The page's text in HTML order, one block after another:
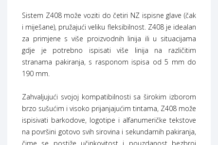
Sistem Z408 može voziti do četiri NZ ispisne glave (čak
i miješane), pružajući veliku fleksibilnost. Z408 je idealan
za primjene s više proizvodnih linija ili u situacijama
gdje je potrebno ispisati više linija na različitim
stranama pakiranja, s rasponom ispisa od 5 mm do
190 mm.
Zahvaljujući svojoj kompatibilnosti sa širokim izborom
brzo sušućim i visoko prijanjajućim tintama, Z408 može
ispisivati barkodove, logotipe i alfanumeričke tekstove
na površini gotovo svih sirovina i sekundarnih pakiranja,
čime se postiže učinkovitost i pouzdanost bezbroj